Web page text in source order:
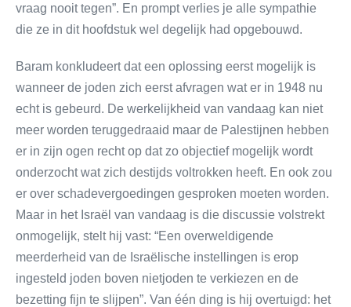
vraag nooit tegen”. En prompt verlies je alle sympathie
die ze in dit hoofdstuk wel degelijk had opgebouwd.
Baram konkludeert dat een oplossing eerst mogelijk is
wanneer de joden zich eerst afvragen wat er in 1948 nu
echt is gebeurd. De werkelijkheid van vandaag kan niet
meer worden teruggedraaid maar de Palestijnen hebben
er in zijn ogen recht op dat zo objectief mogelijk wordt
onderzocht wat zich destijds voltrokken heeft. En ook zou
er over schadevergoedingen gesproken moeten worden.
Maar in het Israël van vandaag is die discussie volstrekt
onmogelijk, stelt hij vast: “Een overweldigende
meerderheid van de Israëlische instellingen is erop
ingesteld joden boven nietjoden te verkiezen en de
bezetting fijn te slijpen”. Van één ding is hij overtuigd: het